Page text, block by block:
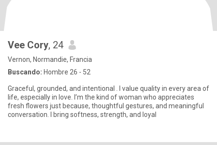
Vee Cory, 24
Vernon, Normandie, Francia
Buscando: Hombre 26 - 52
Graceful, grounded, and intentional . I value quality in every area of
life, especially in love. I’m the kind of woman who appreciates
fresh flowers just because, thoughtful gestures, and meaningful
conversation. I bring softness, strength, and loyal